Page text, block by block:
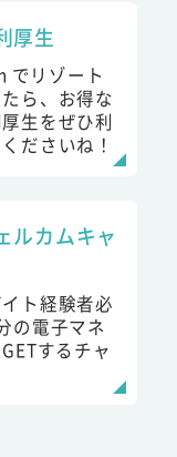
厚生
でリゾート
ら、お得な
生をぜひ利
ださいね！
ルカムキャ
ト経験者必
の電子マネ
するチャ